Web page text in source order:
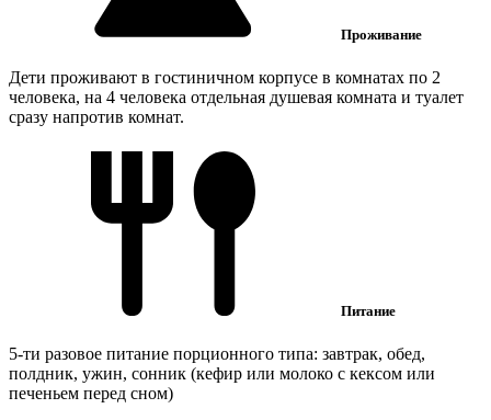
Проживание
Дети проживают в гостиничном корпусе в комнатах по 2
человека, на 4 человека отдельная душевая комната и туалет
сразу напротив комнат.
Питание
5-ти разовое питание порционного типа: завтрак, обед,
полдник, ужин, сонник (кефир или молоко с кексом или
печеньем перед сном)